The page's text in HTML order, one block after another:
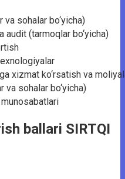
sohalar bo‘yicha)
audit (tarmoqlar bo‘yicha)
xizmat ko‘rsatish va
va sohalar bo‘yicha)
ballari SIRTQI